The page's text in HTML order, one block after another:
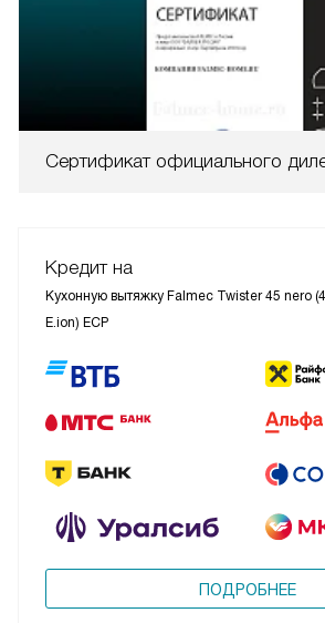
Сертификат официального
Кредит на
Кухонную вытяжку Falmec Twister 45 nero
E.ion) ECP
ПОДРОБНЕЕ